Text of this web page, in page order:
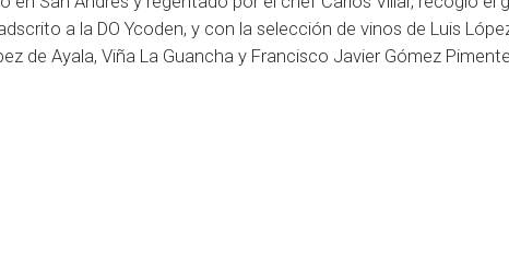
a la DO Ycoden, y con la selección de vinos de Luis
de Ayala, Viña La Guancha y Francisco Javier Gómez